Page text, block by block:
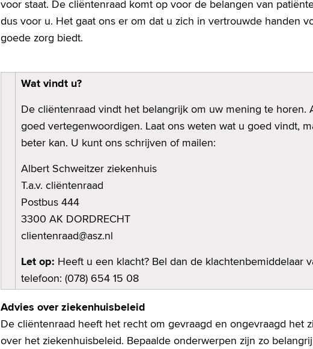
voor staat. De cliëntenraad komt op voor de belangen van
dus voor u. Het gaat ons er om dat u zich in vertrouwde handen
goede zorg biedt.
Wat vindt u?
De cliëntenraad vindt het belangrijk om uw mening te horen.
goed vertegenwoordigen. Laat ons weten wat u goed vindt,
beter kan. U kunt ons schrijven of mailen:
Albert Schweitzer ziekenhuis
T.a.v. cliëntenraad
Postbus 444
3300 AK DORDRECHT
clientenraad@asz.nl
Let op: Heeft u een klacht? Bel dan de klachtenbemiddelaar
telefoon: (078) 654 15 08
Advies over ziekenhuisbeleid
De cliëntenraad heeft het recht om gevraagd en ongevraagd het
over het ziekenhuisbeleid. Bepaalde onderwerpen zijn zo